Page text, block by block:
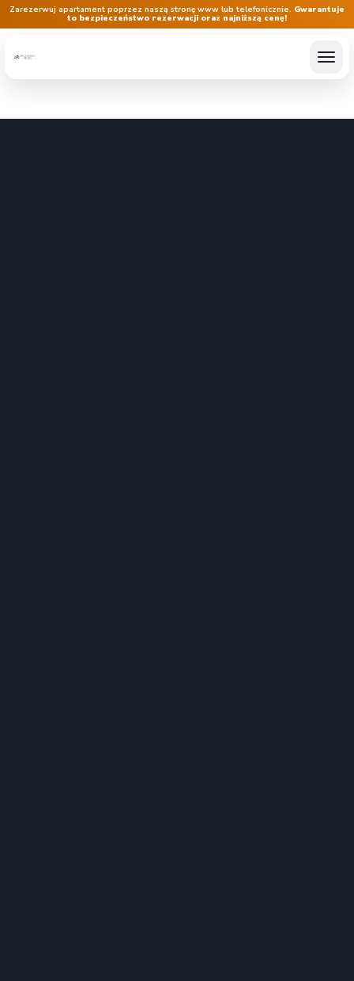
Zarezerwuj apartament poprzez naszą stronę www lub telefonicznie. Gwarantuje
to bezpieczeństwo rezerwacji oraz najniższą cenę!